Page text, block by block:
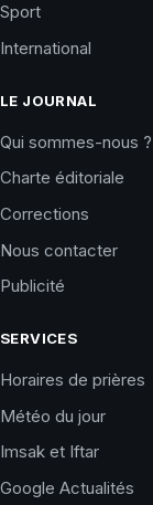
Sport
International
LE JOURNAL
Qui sommes-nous ?
Charte éditoriale
Corrections
Nous contacter
Publicité
SERVICES
Horaires de prières
Météo du jour
Imsak et Iftar
Google Actualités